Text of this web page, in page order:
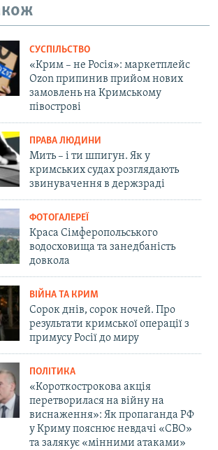
СУСПІЛЬСТВО
«Крим – не Росія»: маркетплейс
Ozon припинив прийом нових
замовлень на Кримському
півострові
ПРАВА ЛЮДИНИ
Мить – і ти шпигун. Як у
кримських судах розглядають
звинувачення в держзраді
ФОТОГАЛЕРЕЇ
Краса Сімферопольського
водосховища та занедбаність
довкола
ВІЙНА ТА КРИМ
Сорок днів, сорок ночей. Про
результати кримської операції з
примусу Росії до миру
ПОЛІТИКА
«Короткострокова акція
перетворилася на війну на
виснаження»: Як пропаганда РФ
у Криму пояснює невдачі «СВО»
та залякує «мінними атаками»